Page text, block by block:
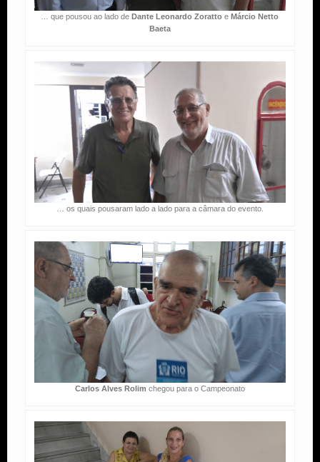
… que pousou ao lado de Dante Leonardo Zoratto e Márcio Netto
Baeta
… os quais pousaram lado a lado para a câmara do evento.
Carlos Alves Rolim chegou para o Campeonato